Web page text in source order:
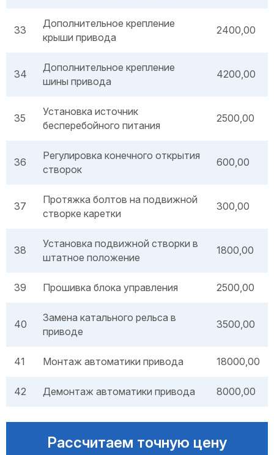
33
Дополнительное крепление
крыши привода
2400,00
34
Дополнительное крепление
шины привода
4200,00
35
Установка источник
бесперебойного питания
2500,00
36
Регулировка конечного открытия
створок
600,00
37
Протяжка болтов на подвижной
створке каретки
300,00
38
Установка подвижной створки в
штатное положение
1800,00
39 Прошивка блока управления 2500,00
40
Замена катального рельса в
приводе
3500,00
41 Монтаж автоматики привода 18000,00
42 Демонтаж автоматики привода 8000,00
Рассчитаем точную цену